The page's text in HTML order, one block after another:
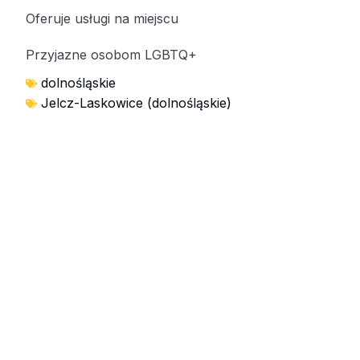
Oferuje usługi na miejscu
Przyjazne osobom LGBTQ+
dolnośląskie
Jelcz-Laskowice (dolnośląskie)